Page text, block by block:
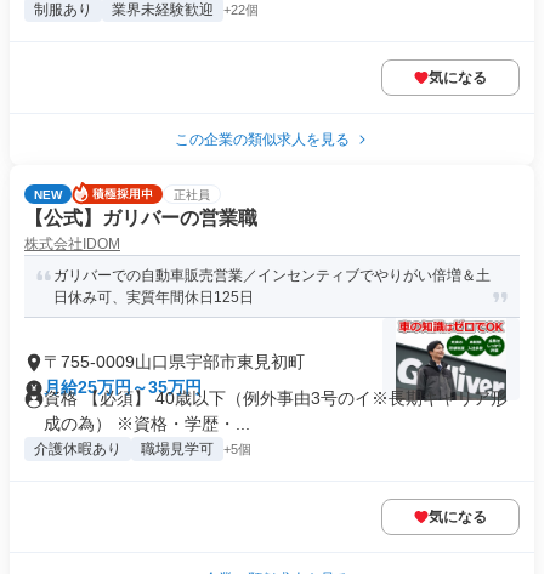
制服あり 業界未経験歓迎 +22個
気になる
この企業の類似求人を見る
NEW 正社員
【公式】ガリバーの営業職
株式会社IDOM
ガリバーでの自動車販売営業／インセンティブでやりがい倍増＆土
日休み可、実質年間休日125日
〒755-0009山口県宇部市東見初町
月給25万円～35万円
資格 【必須】 40歳以下（例外事由3号のイ※長期キャリア形
成の為） ※資格・学歴・...
介護休暇あり 職場見学可 +5個
気になる